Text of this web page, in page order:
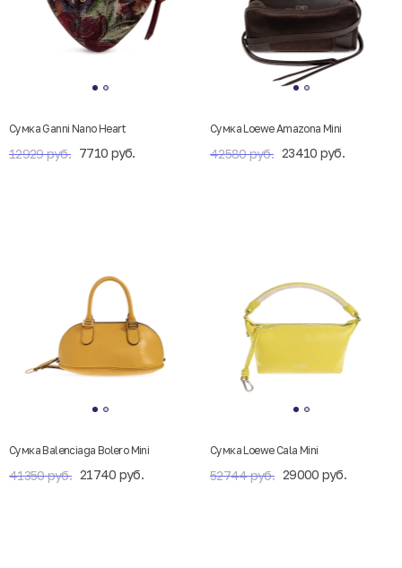
Сумка Ganni Nano Heart
12929 руб. 7710 руб.
Сумка Loewe Amazona Mini
42580 руб. 23410 руб.
Сумка Balenciaga Bolero Mini
41350 руб. 21740 руб.
Сумка Loewe Cala Mini
52744 руб. 29000 руб.